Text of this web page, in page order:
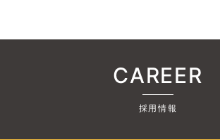
CAREER
採用情報